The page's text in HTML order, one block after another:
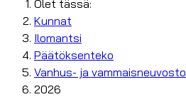
Olet tässä:
Kunnat
Ilomantsi
Päätöksenteko
Vanhus- ja vammaisneuvosto
2026